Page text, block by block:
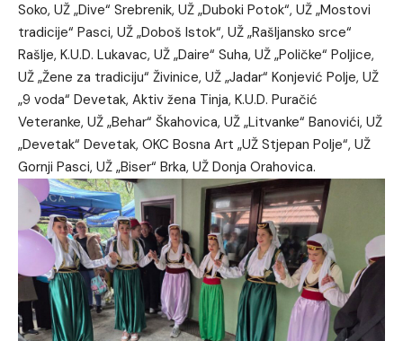
Soko, UŽ „Dive“ Srebrenik, UŽ „Duboki Potok“, UŽ „Mostovi
tradicije“ Pasci, UŽ „Doboš Istok“, UŽ „Rašljansko srce“
Rašlje, K.U.D. Lukavac, UŽ „Daire“ Suha, UŽ „Poličke“ Poljice,
UŽ „Žene za tradiciju“ Živinice, UŽ „Jadar“ Konjević Polje, UŽ
„9 voda“ Devetak, Aktiv žena Tinja, K.U.D. Puračić
Veteranke, UŽ „Behar“ Škahovica, UŽ „Litvanke“ Banovići, UŽ
„Devetak“ Devetak, OKC Bosna Art „UŽ Stjepan Polje“, UŽ
Gornji Pasci, UŽ „Biser“ Brka, UŽ Donja Orahovica.